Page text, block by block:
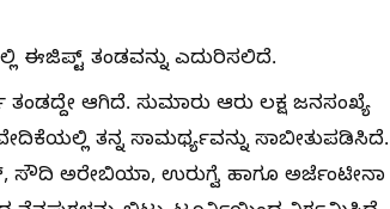
ಈಜಿಪ್ಟ್ ತಂಡವನ್ನು ಎದುರಿಸಲಿದೆ.
ಆಗಿದೆ. ಸುಮಾರು ಆರು ಲಕ್ಷ ಜನಸಂಖ್ಯೆ
ತನ್ನ ಸಾಮರ್ಥ್ಯವನ್ನು ಸಾಬೀತುಪಡಿಸಿದೆ.
ಸೌದಿ ಅರೇಬಿಯಾ, ಉರುಗ್ವೆ ಹಾಗೂ ಅರ್ಜೆಂಟೀನಾ